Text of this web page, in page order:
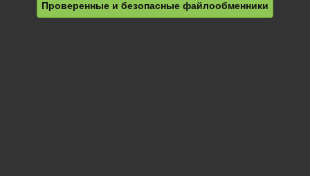
Проверенные и безопасные файлообменники